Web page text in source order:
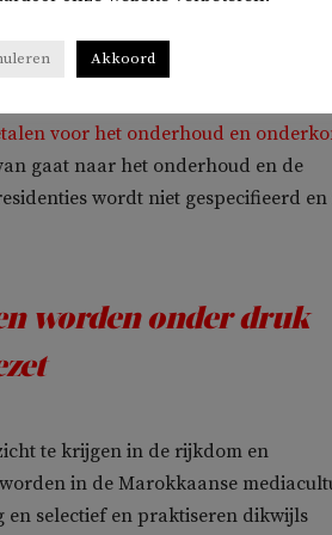
kopje ‘Cour Royale’.
de financesvalt te lezen dat de
consistent meer dan 200
voor het onderhoud en
gaat naar het onderhoud en de
wordt niet gespecifieerd en
worden onder druk
te krijgen in de rijkdom en
in de Marokkaanse
selectief en praktiseren dikwijls
Akkoord